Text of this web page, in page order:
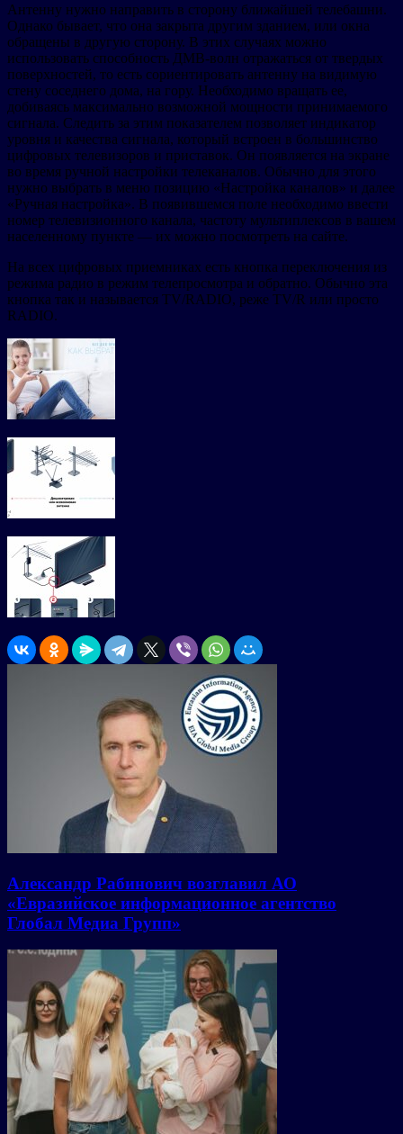
Антенну нужно направить в сторону ближайшей телебашни.
Однако бывает, что она закрыта другим зданием, или окна
обращены в другую сторону. В этих случаях можно
использовать способность ДМВ-волн отражаться от твердых
поверхностей, то есть сориентировать антенну на видимую
стену соседнего дома, на гору. Необходимо вращать ее,
добиваясь максимально возможной мощности принимаемого
сигнала. Следить за этим показателем позволяет индикатор
уровня и качества сигнала, который встроен в большинство
цифровых телевизоров и приставок. Он появляется на экране
во время ручной настройки телеканалов. Обычно для этого
нужно выбрать в меню позицию «Настройка каналов» и далее
«Ручная настройка». В появившемся поле необходимо ввести
номер телевизионного канала, частоту мультиплексов в вашем
населенному пункте — их можно посмотреть на сайте.
На всех цифровых приемниках есть кнопка переключения из
режима радио в режим телепросмотра и обратно. Обычно эта
кнопка так и называется TV/RADIO, реже TV/R или просто
RADIO.
Александр Рабинович возглавил АО
«Евразийское информационное агентство
Глобал Медиа Групп»